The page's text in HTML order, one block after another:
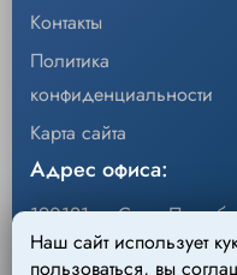
Контакты
Политика
конфиденциальности
Карта сайта
Адрес офиса:
190121, г. Санкт-
Адрес склада:
Наш сайт использует
пользоваться, вы